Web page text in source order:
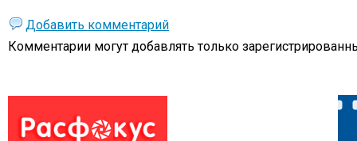
Добавить комментарий
Комментарии могут добавлять только